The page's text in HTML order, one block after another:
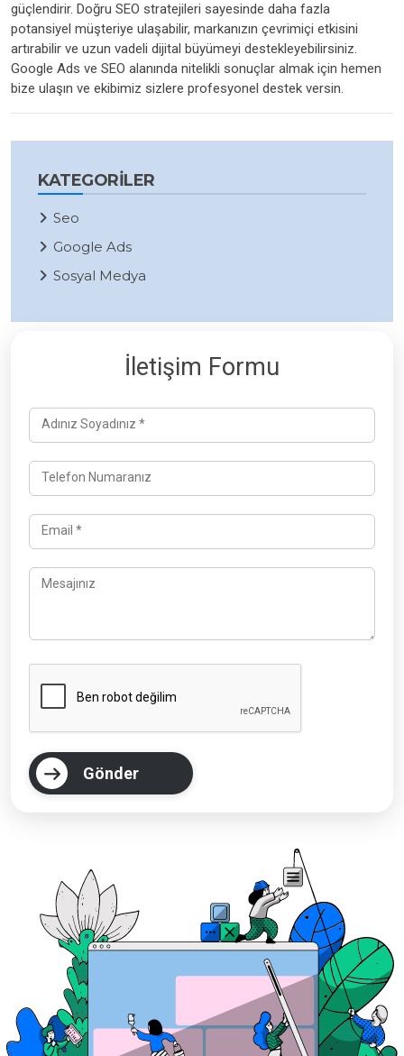
güçlendirir. Doğru SEO stratejileri sayesinde daha fazla
potansiyel müşteriye ulaşabilir, markanızın çevrimiçi etkisini
artırabilir ve uzun vadeli dijital büyümeyi destekleyebilirsiniz.
Google Ads ve SEO alanında nitelikli sonuçlar almak için hemen
bize ulaşın ve ekibimiz sizlere profesyonel destek versin.
KATEGORILER
Seo
Google Ads
Sosyal Medya
İletişim Formu
Adınız Soyadınız *
Telefon Numaranız
Email *
Mesajınız
Gönder